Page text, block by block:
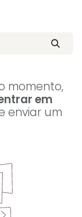
momento,
em
enviar um